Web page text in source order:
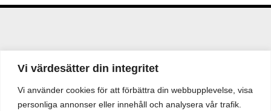
Vi värdesätter din integritet
Vi använder cookies för att förbättra din webbupplevelse, visa
personliga annonser eller innehåll och analysera vår trafik.
Fler fastigheter i Håbo
FLERA HYRESGÄSTER